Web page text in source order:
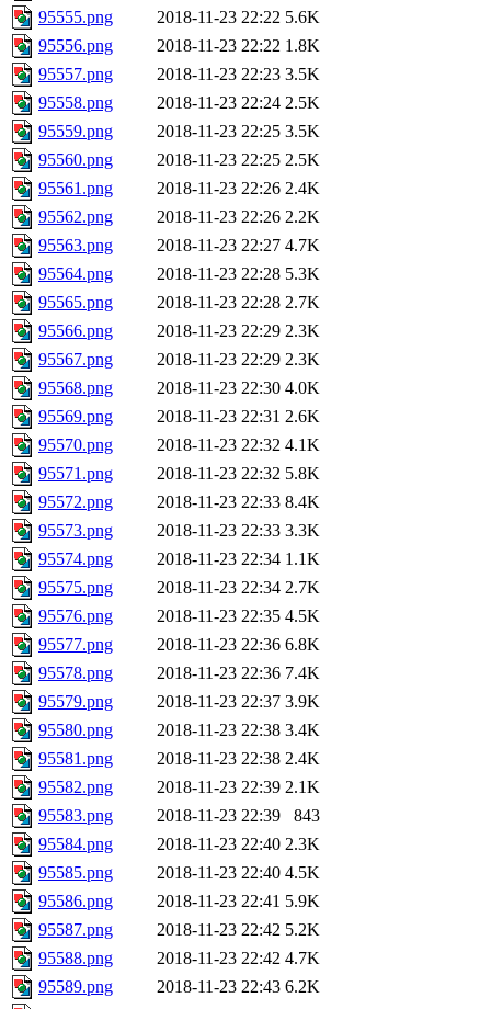
95555.png
2018-11-23 22:22 5.6K
95556.png
2018-11-23 22:22 1.8K
95557.png
2018-11-23 22:23 3.5K
95558.png
2018-11-23 22:24 2.5K
95559.png
2018-11-23 22:25 3.5K
95560.png
2018-11-23 22:25 2.5K
95561.png
2018-11-23 22:26 2.4K
95562.png
2018-11-23 22:26 2.2K
95563.png
2018-11-23 22:27 4.7K
95564.png
2018-11-23 22:28 5.3K
95565.png
2018-11-23 22:28 2.7K
95566.png
2018-11-23 22:29 2.3K
95567.png
2018-11-23 22:29 2.3K
95568.png
2018-11-23 22:30 4.0K
95569.png
2018-11-23 22:31 2.6K
95570.png
2018-11-23 22:32 4.1K
95571.png
2018-11-23 22:32 5.8K
95572.png
2018-11-23 22:33 8.4K
95573.png
2018-11-23 22:33 3.3K
95574.png
2018-11-23 22:34 1.1K
95575.png
2018-11-23 22:34 2.7K
95576.png
2018-11-23 22:35 4.5K
95577.png
2018-11-23 22:36 6.8K
95578.png
2018-11-23 22:36 7.4K
95579.png
2018-11-23 22:37 3.9K
95580.png
2018-11-23 22:38 3.4K
95581.png
2018-11-23 22:38 2.4K
95582.png
2018-11-23 22:39 2.1K
95583.png
2018-11-23 22:39
843
95584.png
2018-11-23 22:40 2.3K
95585.png
2018-11-23 22:40 4.5K
95586.png
2018-11-23 22:41 5.9K
95587.png
2018-11-23 22:42 5.2K
95588.png
2018-11-23 22:42 4.7K
95589.png
2018-11-23 22:43 6.2K